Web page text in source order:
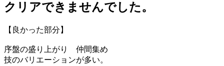
クリアできませんでした。
【良かった部分】
序盤の盛り上がり 仲間集め
技のバリエーションが多い。